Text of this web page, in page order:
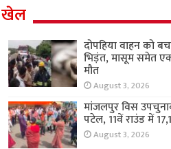
खेल
दोपहिया वाहन को
भिड़ंत, मासूम समेत
मौत
August 3, 2026
मांजलपुर विस
पटेल, 11वें राउंड में
August 3, 2026